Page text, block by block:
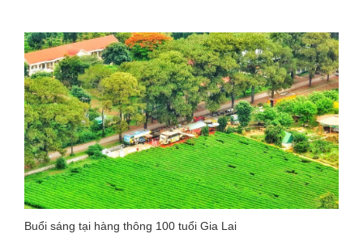
Buổi sáng tại hàng thông 100 tuổi Gia Lai